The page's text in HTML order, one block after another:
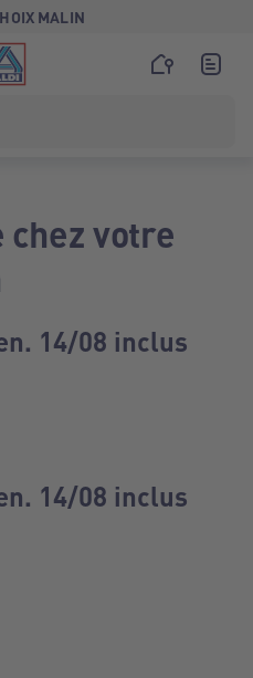
MALIN
votre
14/08 inclus
14/08 inclus